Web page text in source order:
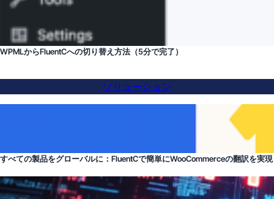
WPMLからFluentCへの切り替え方法（5分で完了）
ソリューション
すべての製品をグローバルに：FluentCで簡単にWooCommerceの翻訳を実現